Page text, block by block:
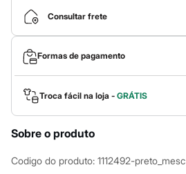
Bolsas
Bonés e Chapéus
Bijoux
Cintos
Óculos
Relógios
Calçados
Botas
Chinelos
Rasteirinhas
Sandálias
Sapatilhas
Tênis
Consultar frete
Formas de pagamento
Troca fácil na loja - GRÁTIS
Sobre o produto
Codigo do produto: 1112492-preto_mesc